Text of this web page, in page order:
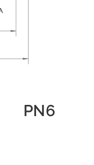
PN6